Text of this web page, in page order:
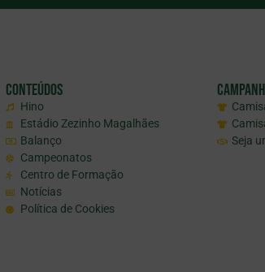
Conteúdos
Hino
Estádio Zezinho Magalhães
Balanço
Campeonatos
Centro de Formação
Notícias
Política de Cookies
Seja